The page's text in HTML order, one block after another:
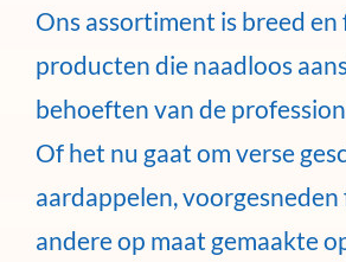
Ons assortiment is breed en
producten die naadloos
behoeften van de
Of het nu gaat om verse
aardappelen,
andere op maat gemaakte